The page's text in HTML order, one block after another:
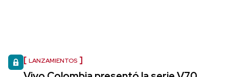
LANZAMIENTOS